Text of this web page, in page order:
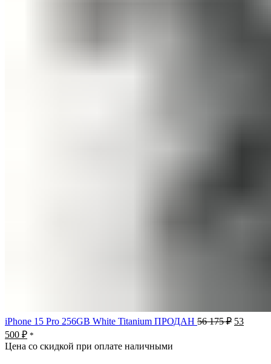
iPhone 15 Pro 256GB White Titanium ПРОДАН 56 175₽ 53
500 ₽Текущая
цена:
*
Цена со скидкой при оплате наличными